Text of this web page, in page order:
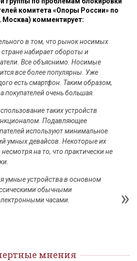
комитета «Опоры России» по
комментирует:
в том, что рынок носимых
набирает обороты и
Все объяснимо. Носимые
все более популярны. Уже
есть смартфон. Таким образом,
покупателей очень большая.
таких устройств
Подавляющее
используют минимальное
умных девайсов. Некоторые их
на то, что практически не
умные устройства в основном
обычными
часами.
мнения